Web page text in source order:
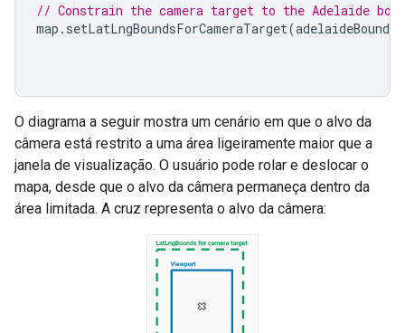
// Constrain the camera target to the Adelaide
map . setLatLngBoundsForCameraTarget(adelaideBounds
O diagrama a seguir mostra um cenário em que o alvo da
câmera está restrito a uma área ligeiramente maior que a
janela de visualização. O usuário pode rolar e deslocar o
mapa, desde que o alvo da câmera permaneça dentro da
área limitada. A cruz representa o alvo da câmera: